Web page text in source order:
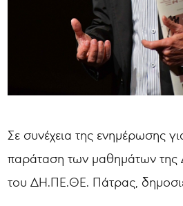
Σε συνέχεια της ενημέρωσης
παράταση των μαθημάτων της
του ΔΗ.ΠΕ.ΘΕ. Πάτρας,